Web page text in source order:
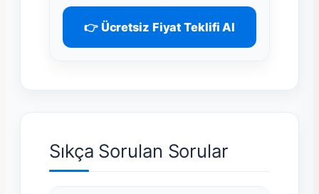
👉 Ücretsiz Fiyat Teklifi Al
Sıkça Sorulan Sorular